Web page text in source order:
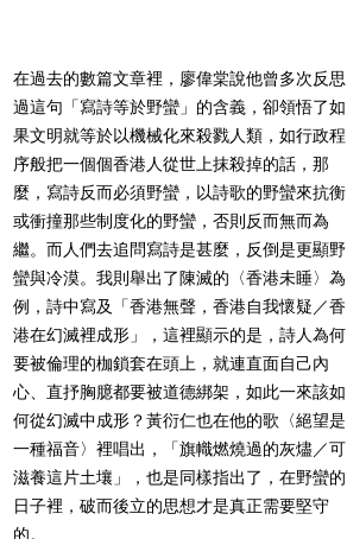
在過去的數篇文章裡，廖偉棠說他曾多次反思
過這句「寫詩等於野蠻」的含義，卻領悟了如
果文明就等於以機械化來殺戮人類，如行政程
序般把一個個香港人從世上抹殺掉的話，那
麼，寫詩反而必須野蠻，以詩歌的野蠻來抗衡
或衝撞那些制度化的野蠻，否則反而無而為
繼。而人們去追問寫詩是甚麼，反倒是更顯野
蠻與冷漠。我則舉出了陳滅的〈香港未睡〉為
例，詩中寫及「香港無聲，香港自我懷疑／香
港在幻滅裡成形」，這裡顯示的是，詩人為何
要被倫理的枷鎖套在頭上，就連直面自己內
心、直抒胸臆都要被道德綁架，如此一來該如
何從幻滅中成形？黃衍仁也在他的歌〈絕望是
一種福音〉裡唱出，「旗幟燃燒過的灰燼／可
滋養這片土壤」，也是同樣指出了，在野蠻的
日子裡，破而後立的思想才是真正需要堅守
的。